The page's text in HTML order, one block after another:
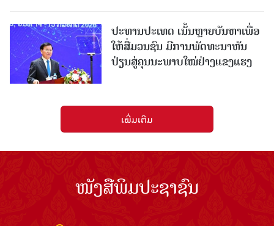
ປະທານປະເທດ ເນັ້ນຫຼາຍບັນຫາເພື່ອ
ໃຫ້ສື່ມວນຊົນ ມີການພັດທະນາຫັນ
ປ່ຽນສູ່ຄຸນນະພາບໃໝ່ຢ່າງແຂງແຮງ
ເພີ່ມເຕີມ
ໜັງສືພິມປະຊາຊົນ